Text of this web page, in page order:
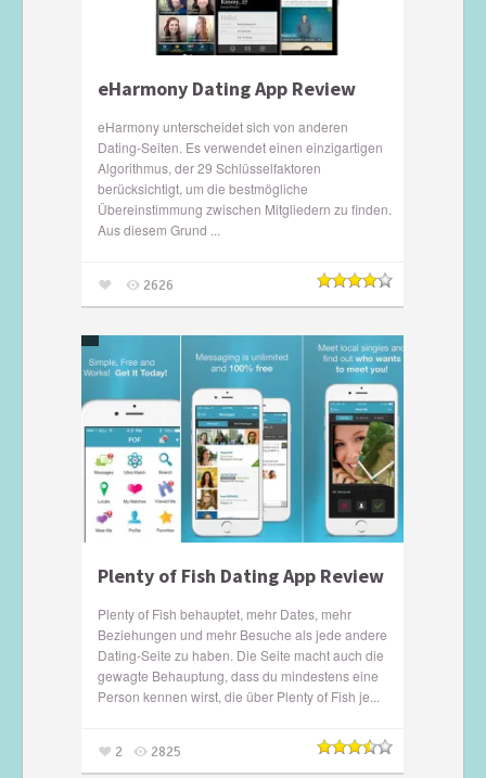
eHarmony Dating App Review
eHarmony unterscheidet sich von anderen
Dating-Seiten. Es verwendet einen einzigartigen
Algorithmus, der 29 Schlüsselfaktoren
berücksichtigt, um die bestmögliche
Übereinstimmung zwischen Mitgliedern zu finden.
Aus diesem Grund ...
2626
Plenty of Fish Dating App Review
Plenty of Fish behauptet, mehr Dates, mehr
Beziehungen und mehr Besuche als jede andere
Dating-Seite zu haben. Die Seite macht auch die
gewagte Behauptung, dass du mindestens eine
Person kennen wirst, die über Plenty of Fish je...
2 2825